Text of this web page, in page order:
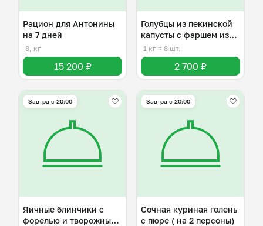
Рацион для Антонины
на 7 дней
8, кг
15 200 ₽
Голубцы из пекинской
капусты с фаршем из
индейки
1 кг ≈ 8 шт.
2 700 ₽
Завтра c 20:00
Яичные блинчики с
форелью и творожным
Завтра c 20:00
Сочная куриная голень
с пюре ( на 2 персоны)